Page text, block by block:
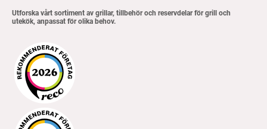
Utforska vårt sortiment av grillar, tillbehör och reservdelar för grill och
utekök, anpassat för olika behov.